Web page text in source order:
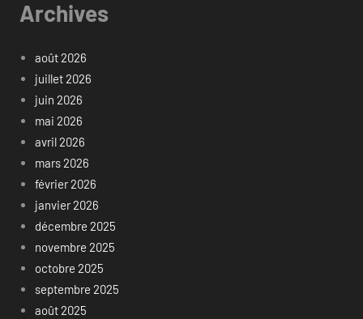
Archives
août 2026
juillet 2026
juin 2026
mai 2026
avril 2026
mars 2026
février 2026
janvier 2026
décembre 2025
novembre 2025
octobre 2025
septembre 2025
août 2025